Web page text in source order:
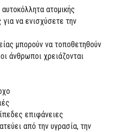
ατομικής
να ενισχύσετε την
μπορούν να τοποθετηθούν
άνθρωποι χρειάζονται
επιφάνειες
από την υγρασία, την